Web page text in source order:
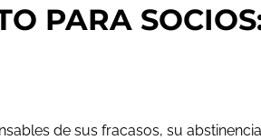
PARA
de sus fracasos, su